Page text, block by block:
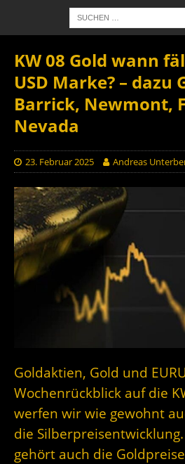
KW 08 Gold wann
USD Marke? – dazu
Barrick, Newmont,
Nevada
23. Februar 2025 Andreas
Goldaktien, Gold und
Wochenrückblick auf die
werfen wir wie gewohnt
die
gehört auch die